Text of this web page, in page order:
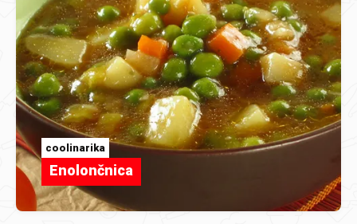
coolinarika
Enolončnica